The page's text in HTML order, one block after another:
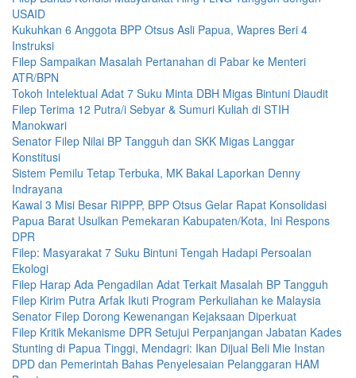
USAID
Kukuhkan 6 Anggota BPP Otsus Asli Papua, Wapres Beri 4
Instruksi
Filep Sampaikan Masalah Pertanahan di Pabar ke Menteri
ATR/BPN
Tokoh Intelektual Adat 7 Suku Minta DBH Migas Bintuni Diaudit
Filep Terima 12 Putra/i Sebyar & Sumuri Kuliah di STIH
Manokwari
Senator Filep Nilai BP Tangguh dan SKK Migas Langgar
Konstitusi
Sistem Pemilu Tetap Terbuka, MK Bakal Laporkan Denny
Indrayana
Kawal 3 Misi Besar RIPPP, BPP Otsus Gelar Rapat Konsolidasi
Papua Barat Usulkan Pemekaran Kabupaten/Kota, Ini Respons
DPR
Filep: Masyarakat 7 Suku Bintuni Tengah Hadapi Persoalan
Ekologi
Filep Harap Ada Pengadilan Adat Terkait Masalah BP Tangguh
Filep Kirim Putra Arfak Ikuti Program Perkuliahan ke Malaysia
Senator Filep Dorong Kewenangan Kejaksaan Diperkuat
Filep Kritik Mekanisme DPR Setujui Perpanjangan Jabatan Kades
Stunting di Papua Tinggi, Mendagri: Ikan Dijual Beli Mie Instan
DPD dan Pemerintah Bahas Penyelesaian Pelanggaran HAM